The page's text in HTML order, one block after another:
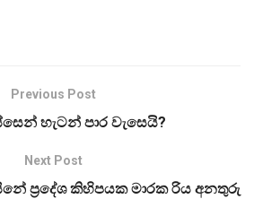
Previous Post
හැටන් පාර වැසෙයි?
Next Post
ප්‍රදේශ කිහිපයක මාරක රිය අනතුරු